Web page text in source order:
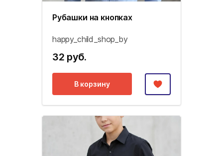
Рубашки на кнопках
happy_child_shop_by
32 руб.
В корзину